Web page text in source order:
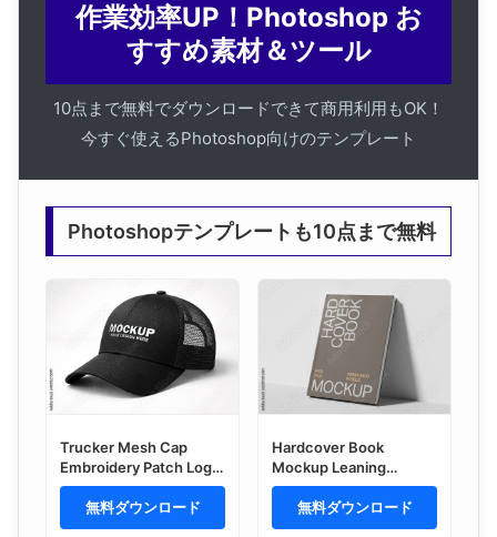
作業効率UP！Photoshop お
すすめ素材＆ツール
10点まで無料でダウンロードできて商用利用もOK！
今すぐ使えるPhotoshop向けのテンプレート
Photoshopテンプレートも10点まで無料
Trucker Mesh Cap
Embroidery Patch Logo
Effect Mockup
無料ダウンロード
Hardcover Book
Mockup Leaning
Against Wall in
Perspective View for
Cover Presentation
無料ダウンロード